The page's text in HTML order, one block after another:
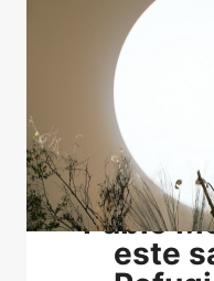
Pablo
este